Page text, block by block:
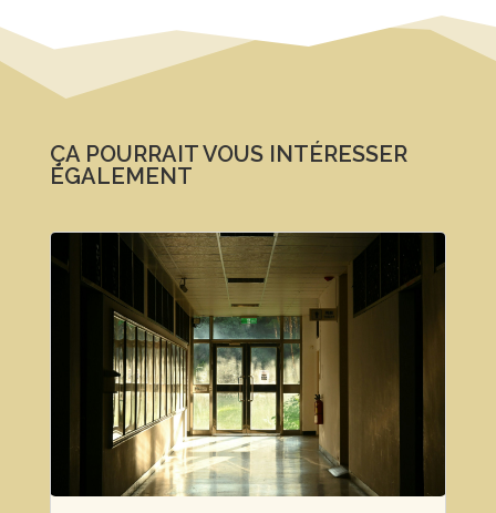
ÇA POURRAIT VOUS INTÉRESSER
ÉGALEMENT